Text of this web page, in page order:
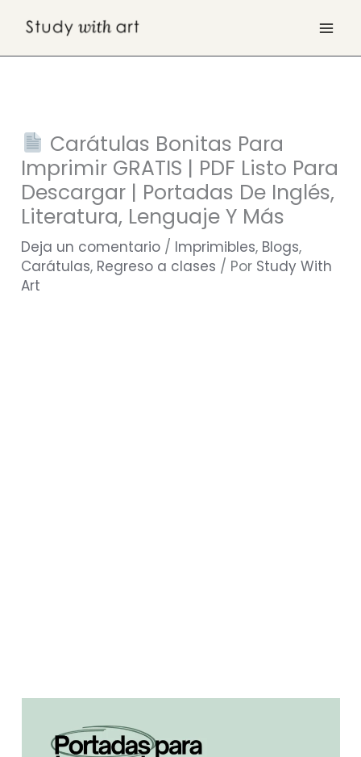
contenido
Carátulas Bonitas Para
Imprimir GRATIS | PDF Listo Para
Descargar | Portadas De Inglés,
Literatura, Lenguaje Y Más
Deja un comentario / Imprimibles, Blogs,
Carátulas, Regreso a clases / Por Study With
Art